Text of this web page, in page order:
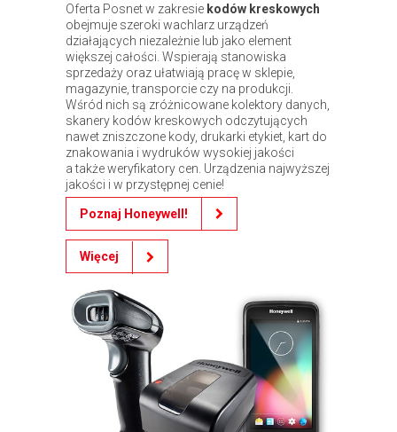
Oferta Posnet w zakresie kodów kreskowych
obejmuje szeroki wachlarz urządzeń
działających niezależnie lub jako element
większej całości. Wspierają stanowiska
sprzedaży oraz ułatwiają pracę w sklepie,
magazynie, transporcie czy na produkcji.
Wśród nich są zróżnicowane kolektory danych,
skanery kodów kreskowych odczytujących
nawet zniszczone kody, drukarki etykiet, kart do
znakowania i wydruków wysokiej jakości
a także weryfikatory cen. Urządzenia najwyższej
jakości i w przystępnej cenie!
Poznaj Honeywell!
Więcej